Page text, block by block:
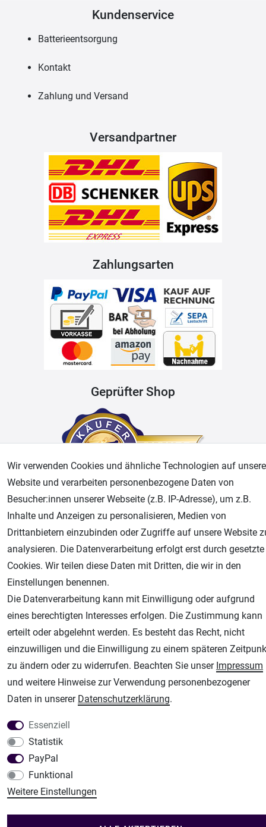
Kundenservice
Batterieentsorgung
Kontakt
Zahlung und Versand
Versandpartner
Zahlungsarten
Geprüfter Shop
Airbrush-City
Fachhandel für: Airbrushpistolen, Kompressoren, Airbrushfarben
Modellbau-City
Modellbau Shop
Plotter-City
Schneideplotter, Transferpressen, Siebdruck und Plotterfolien
Im Shop Kaufen
Küchen Zubehör - Haus/Garten - Tierbedarf
Wir verwenden Cookies und ähnliche Technologien auf
Website und verarbeiten personenbezogene Daten von
Besucher:innen unserer Webseite (z.B. IP-Adresse), um z.B.
Inhalte und Anzeigen zu personalisieren, Medien von
Drittanbietern einzubinden oder Zugriffe auf unsere Website
analysieren. Die Datenverarbeitung erfolgt erst durch gesetzte
Cookies. Wir teilen diese Daten mit Dritten, die wir in den
Einstellungen benennen.
Die Datenverarbeitung kann mit Einwilligung oder aufgrund
eines berechtigten Interesses erfolgen. Die Zustimmung kann
erteilt oder abgelehnt werden. Es besteht das Recht, nicht
einzuwilligen und die Einwilligung zu einem späteren
zu ändern oder zu widerrufen. Beachten Sie unser Impressum
und weitere Hinweise zur Verwendung personenbezogener
Daten in unserer Daten­schutz­erklärung.
Essenziell
Statistik
PayPal
Funktional
Weitere Einstellungen